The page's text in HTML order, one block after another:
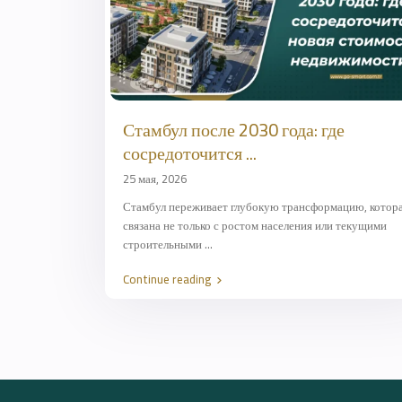
Стамбул после 2030 года: где
сосредоточится ...
25 мая, 2026
Стамбул переживает глубокую трансформацию,
связана не только с ростом населения или текущими
строительными...
Continue reading